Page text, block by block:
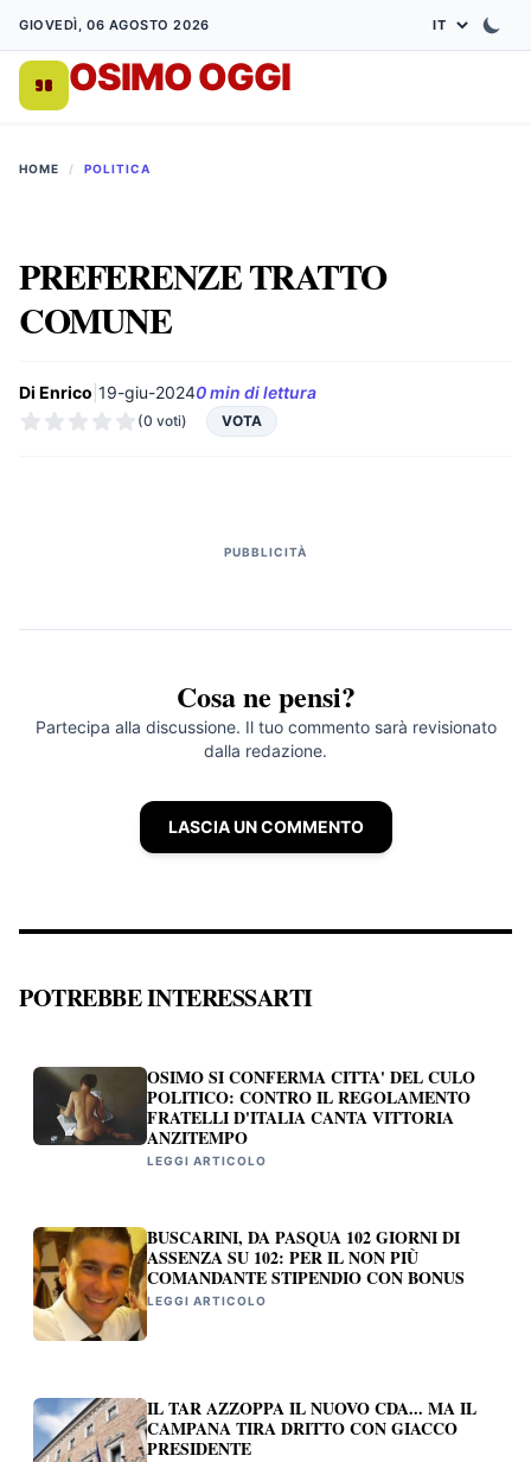
GIOVEDÌ, 06 AGOSTO 2026
OSIMO OGGI
HOME / POLITICA
PREFERENZE TRATTO
COMUNE
Di Enrico 19-giu-20240 min di lettura
(0 voti) VOTA
PUBBLICITÀ
Cosa ne pensi?
Partecipa alla discussione. Il tuo commento sarà revisionato
dalla redazione.
LASCIA UN COMMENTO
POTREBBE INTERESSARTI
OSIMO SI CONFERMA CITTA' DEL CULO
POLITICO: CONTRO IL REGOLAMENTO
FRATELLI D'ITALIA CANTA VITTORIA
ANZITEMPO
LEGGI ARTICOLO
BUSCARINI, DA PASQUA 102 GIORNI DI
ASSENZA SU 102: PER IL NON PIÙ
COMANDANTE STIPENDIO CON BONUS
LEGGI ARTICOLO
IL TAR AZZOPPA IL NUOVO CDA... MA IL
CAMPANA TIRA DRITTO CON GIACCO
PRESIDENTE